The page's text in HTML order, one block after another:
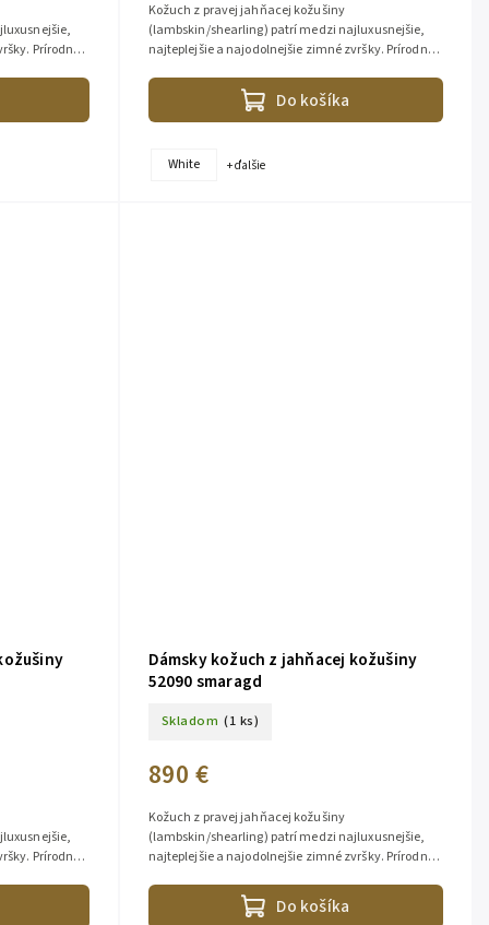
Prírodná
Do košíka
Kožuch z pravej jahňacej kožušiny
(lambskin/shearling) patrí medzi najluxusnejšie,
najteplejšie a najodolnejšie zimné zvršky. Prírodná
White + ďalšie
Prírodná
Dámsky kožuch z jahňacej kožušiny
52090 smaragd
Skladom (1 ks)
890 €
Do košíka
Kožuch z pravej jahňacej kožušiny
(lambskin/shearling) patrí medzi najluxusnejšie,
najteplejšie a najodolnejšie zimné zvršky. Prírodná